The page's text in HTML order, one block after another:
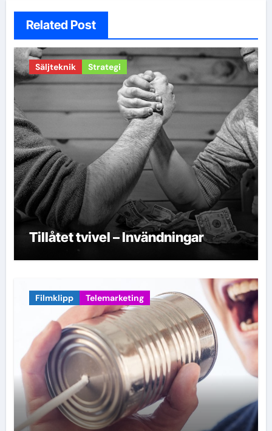
Related Post
Säljteknik Strategi
Tillåtet tvivel – Invändningar
Filmklipp Telemarketing